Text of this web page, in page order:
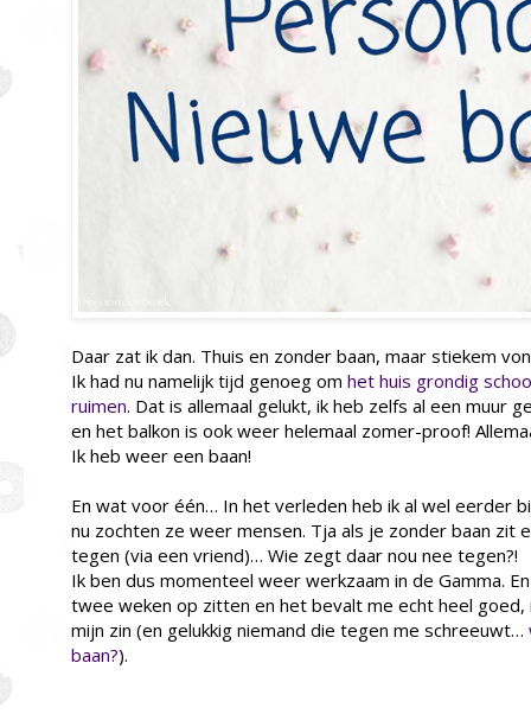
Daar zat ik dan. Thuis en zonder baan, maar stiekem
Ik had nu namelijk tijd genoeg om het huis grondig
ruimen. Dat is allemaal gelukt, ik heb zelfs al een muur
en het balkon is ook weer helemaal zomer-proof!
Ik heb weer een baan!
En wat voor één… In het verleden heb ik al wel eerder
nu zochten ze weer mensen. Tja als je zonder baan zit
tegen (via een vriend)… Wie zegt daar nou nee tegen?!
Ik ben dus momenteel weer werkzaam in de Gamma.
twee weken op zitten en het bevalt me echt heel goed,
mijn zin (en gelukkig niemand die tegen me schreeuwt…
baan?).